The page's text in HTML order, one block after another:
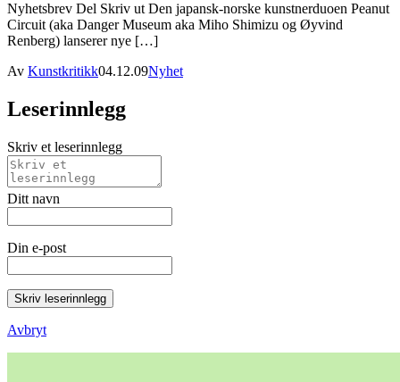
Nyhetsbrev Del Skriv ut Den japansk-norske kunstnerduoen Peanut
Circuit (aka Danger Museum aka Miho Shimizu og Øyvind
Renberg) lanserer nye […]
Av Kunstkritikk04.12.09Nyhet
Leserinnlegg
Skriv et leserinnlegg
Ditt navn
Din e-post
Skriv leserinnlegg
Avbryt